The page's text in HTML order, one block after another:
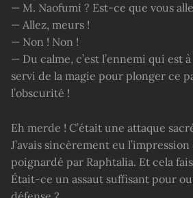
— M. Naofumi ? Est-ce que vous
— Allez, meurs !
— Non ! Non !
— Du calme, c’est l’ennemi qui est à
servi de la magie pour plonger ce
l’obscurité !
Eh merde ! C’était une attaque
J’avais sincèrement eu l’impression
poignardé par Raphtalia. Et cela
Était-ce un assaut suffisant pour